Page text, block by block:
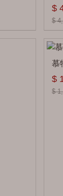
$
$
慕
$
$